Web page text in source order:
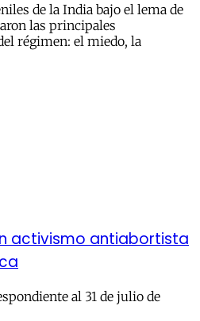
de la India bajo el lema de
las principales
régimen: el miedo, la
activismo antiabortista
al 31 de julio de